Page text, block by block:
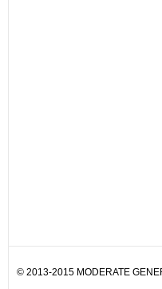
© 2013-2015 MODERATE